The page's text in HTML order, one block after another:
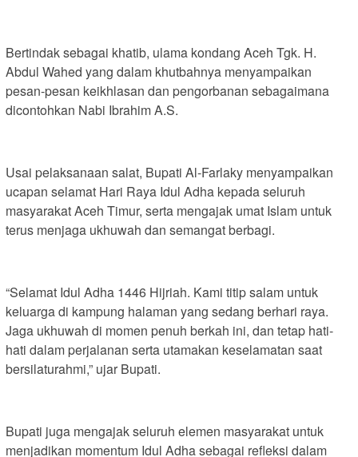
Bertindak sebagai khatib, ulama kondang Aceh Tgk. H.
Abdul Wahed yang dalam khutbahnya menyampaikan
pesan-pesan keikhlasan dan pengorbanan sebagaimana
dicontohkan Nabi Ibrahim A.S.
Usai pelaksanaan salat, Bupati Al-Farlaky menyampaikan
ucapan selamat Hari Raya Idul Adha kepada seluruh
masyarakat Aceh Timur, serta mengajak umat Islam untuk
terus menjaga ukhuwah dan semangat berbagi.
“Selamat Idul Adha 1446 Hijriah. Kami titip salam untuk
keluarga di kampung halaman yang sedang berhari raya.
Jaga ukhuwah di momen penuh berkah ini, dan tetap hati-
hati dalam perjalanan serta utamakan keselamatan saat
bersilaturahmi,” ujar Bupati.
Bupati juga mengajak seluruh elemen masyarakat untuk
menjadikan momentum Idul Adha sebagai refleksi dalam